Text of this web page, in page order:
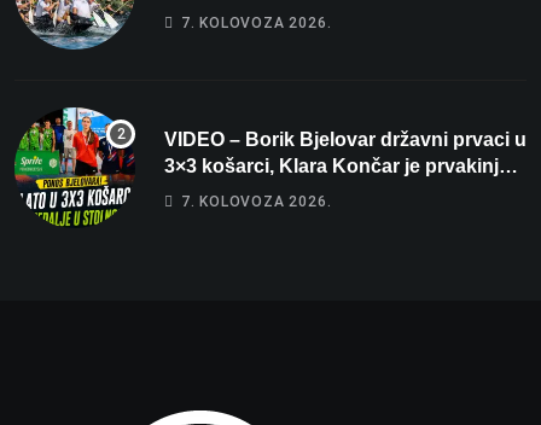
7. KOLOVOZA 2026.
VIDEO – Borik Bjelovar državni prvaci u
3×3 košarci, Klara Končar je prvakinja
Hrvatske u stolnom tenisu!
7. KOLOVOZA 2026.